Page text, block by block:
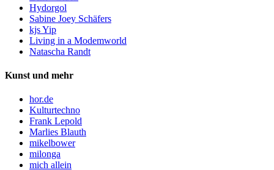
Hydorgol
Sabine Joey Schäfers
kjs Yip
Living in a Modemworld
Natascha Randt
Kunst und mehr
hor.de
Kulturtechno
Frank Lepold
Marlies Blauth
mikelbower
milonga
mich allein